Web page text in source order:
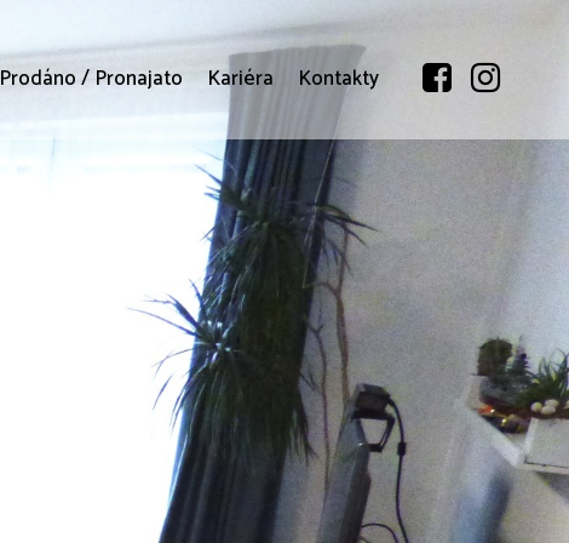
Prodáno / Pronajato Kariéra Kontakty